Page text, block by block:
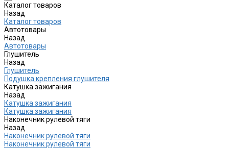
Каталог товаров
Назад
Каталог товаров
Автотовары
Назад
Автотовары
Глушитель
Назад
Глушитель
Подушка крепления глушителя
Катушка зажигания
Назад
Катушка зажигания
Катушка зажигания
Наконечник рулевой тяги
Назад
Наконечник рулевой тяги
Наконечник рулевой тяги